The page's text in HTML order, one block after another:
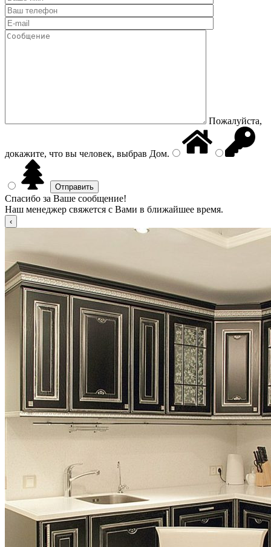
Пожалуйста,
докажите, что вы человек, выбрав Дом.
Спасибо за Ваше сообщение!
Наш менеджер свяжется с Вами в ближайшее время.